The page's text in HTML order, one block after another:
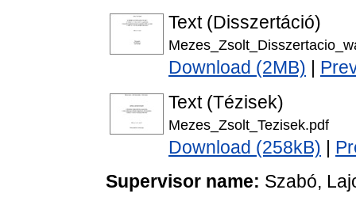
Text (Disszertáció)
Download (2MB)
Text (Tézisek)
Mezes_Zsolt_Tezisek.pdf
Download (258kB)
Supervisor name: Szabó,